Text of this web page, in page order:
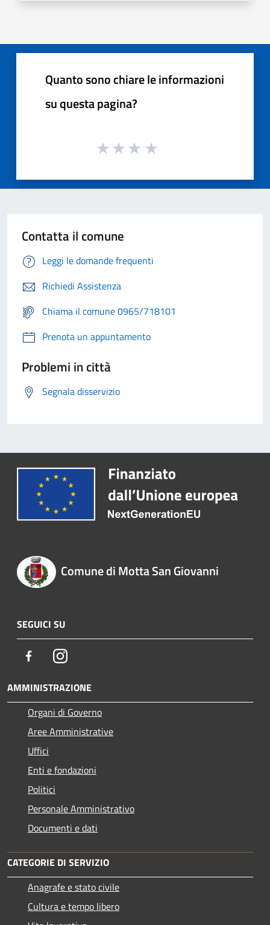
Quanto sono chiare le informazioni
su questa pagina?
Contatta il comune
Leggi le domande frequenti
Richiedi Assistenza
Chiama il comune 0965/718101
Prenota un appuntamento
Problemi in città
Segnala disservizio
Comune di Motta San Giovanni
SEGUICI SU
FacebookInstagram
AMMINISTRAZIONE
Organi di Governo
Aree Amministrative
Uffici
Enti e fondazioni
Politici
Personale Amministrativo
Documenti e dati
CATEGORIE DI SERVIZIO
Anagrafe e stato civile
Cultura e tempo libero